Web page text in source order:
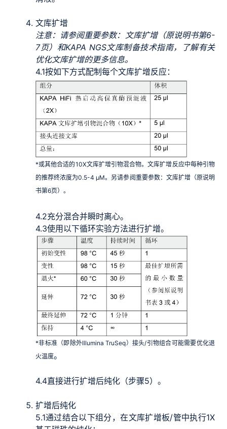
文库扩增
注意：请参阅重要参数：文库扩增（原说明书第6-
7页）和KAPA NGS文库制备技术指南，了解有关
优化文库扩增的更多信息。
4.1按如下方式配制每个文库扩增反应：
*或其他合适的10X文库扩增引物混合物。文库扩增反应中每种引物
的推荐终浓度为0.5-4 μM。另请参阅重要参数：文库扩增（原说明
书第6页）。
4.2充分混合并瞬时离心。
4.3使用以下循环实验方法进行扩增。
*非标准（即除外Illumina TruSeq）接头/引物组合可能需要优化退
火温度。
4.4直接进行扩增后纯化（步骤5）。
扩增后纯化
5.1通过结合以下组分，在文库扩增板/管中执行1X